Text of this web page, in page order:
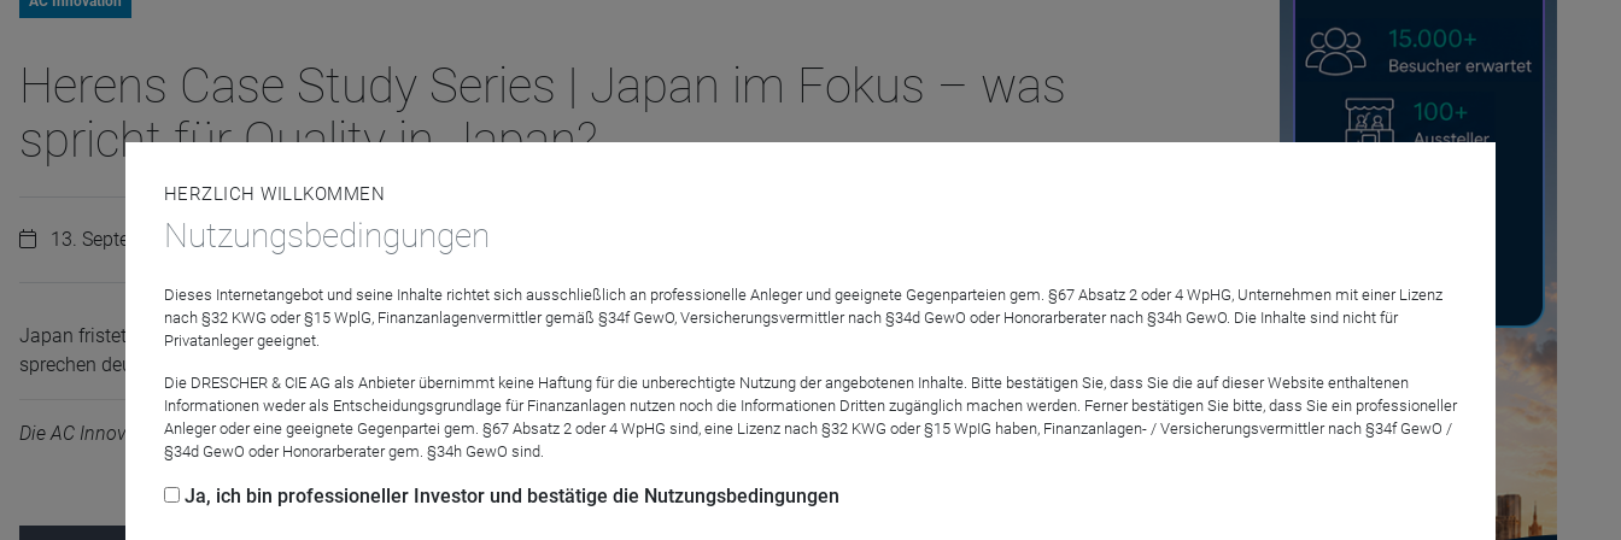
Herens Case Study Series | Japan im Fokus – was
spricht für Quality in Japan?
13. September 2023 | 10:00 Uhr
Japan fristete lange Zeit ein Mauerblümchendasein bei vielen Investoren – zu Unrecht? Die Verbesserungen der fundamentalen Werte
sprechen deutlich für ein Umdenken.
Die AC Innovation GmbH unterstützt Herens bei Marketing und Investor Relations.
HERZLICH WILLKOMMEN
Nutzungsbedingungen
Dieses Internetangebot und seine Inhalte richtet sich ausschließlich an professionelle Anleger und geeignete Gegenparteien gem. §67 Absatz 2 oder 4 WpHG, Unternehmen mit einer Lizenz
nach §32 KWG oder §15 WplG, Finanzanlagenvermittler gemäß §34f GewO, Versicherungsvermittler nach §34d GewO oder Honorarberater nach §34h GewO. Die Inhalte sind nicht für
Privatanleger geeignet.
Die DRESCHER & CIE AG als Anbieter übernimmt keine Haftung für die unberechtigte Nutzung der angebotenen Inhalte. Bitte bestätigen Sie, dass Sie die auf dieser Website enthaltenen
Informationen weder als Entscheidungsgrundlage für Finanzanlagen nutzen noch die Informationen Dritten zugänglich machen werden. Ferner bestätigen Sie bitte, dass Sie ein professioneller
Anleger oder eine geeignete Gegenpartei gem. §67 Absatz 2 oder 4 WpHG sind, eine Lizenz nach §32 KWG oder §15 WpIG haben, Finanzanlagen- / Versicherungsvermittler nach §34f GewO /
§34d GewO oder Honorarberater gem. §34h GewO sind.
Ja, ich bin professioneller Investor und bestätige die Nutzungsbedingungen